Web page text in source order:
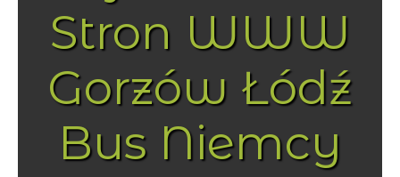
Stron WWW
Gorzów Łódź
Bus Niemcy